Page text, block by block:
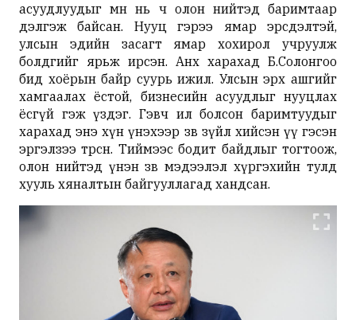
асуудлуудыг өмнө нь ч олон нийтэд баримтаар
дэлгэж байсан. Нууц гэрээ ямар эрсдэлтэй,
улсын эдийн засагт ямар хохирол учруулж
болдгийг ярьж ирсэн. Анх харахад Б.Солонгоо
бид хоёрын байр суурь ижил. Улсын эрх ашгийг
хамгаалах ёстой, бизнесийн асуудлыг нууцлах
ёсгүй гэж үздэг. Гэвч ил болсон баримтуудыг
харахад энэ хүн үнэхээр зөв зүйл хийсэн үү гэсэн
эргэлзээ төрсөн. Тиймээс бодит байдлыг тогтоож,
олон нийтэд үнэн зөв мэдээлэл хүргэхийн тулд
хууль хяналтын байгууллагад хандсан.